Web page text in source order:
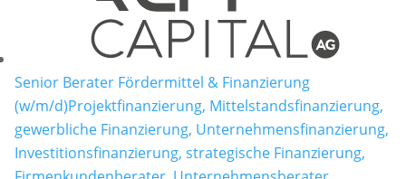
Senior Berater Fördermittel & Finanzierung
(w/m/d)Projektfinanzierung, Mittelstandsfinanzierung,
gewerbliche Finanzierung, Unternehmensfinanzierung,
Investitionsfinanzierung, strategische Finanzierung,